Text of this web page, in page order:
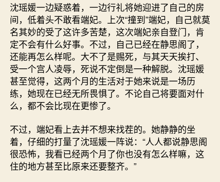
沈瑶媛一边疑惑着，一边行礼将她迎进了自己的房
间，低着头不敢看端妃。上次“撞到”端妃，自己就莫
名其妙的受了这许多苦楚，这次端妃亲自登门，肯
定不会有什么好事。不过，自己已经在静思阁了，
还能再怎么样呢。大不了是赐死，与其天天挨打、
受一个宫人凌辱，死说不定倒是一种解脱。沈瑶媛
甚至觉得，这两个月的生活对于她来说是一场历
练，她现在已经无所畏惧了。不论自己将要面对什
么，都不会比现在更惨了。
不过，端妃看上去并不想来找茬的。她静静的坐
着，仔细的打量了沈瑶媛一阵说：“人人都说静思阁
很恐怖，我看已经两个月了你也没有怎么样嘛，这
住的地方甚至比原来还要整齐。”